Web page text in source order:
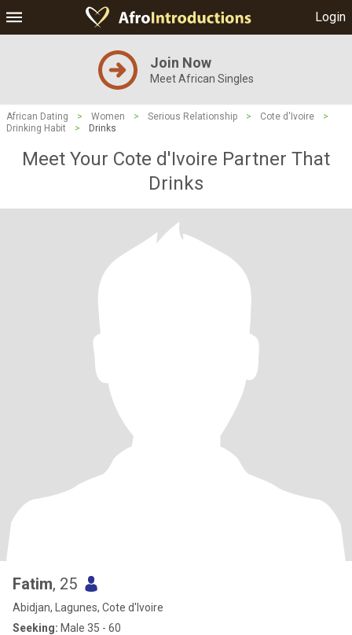
Login
Join Now
Meet African Singles
African Dating > Women > Serious Relationship > Cote d'Ivoire
>
Drinking Habit
> Drinks
Meet Your Cote d'Ivoire Partner That
Drinks
Fatim, 25
Abidjan, Lagunes, Cote d'Ivoire
Seeking: Male 35 - 60